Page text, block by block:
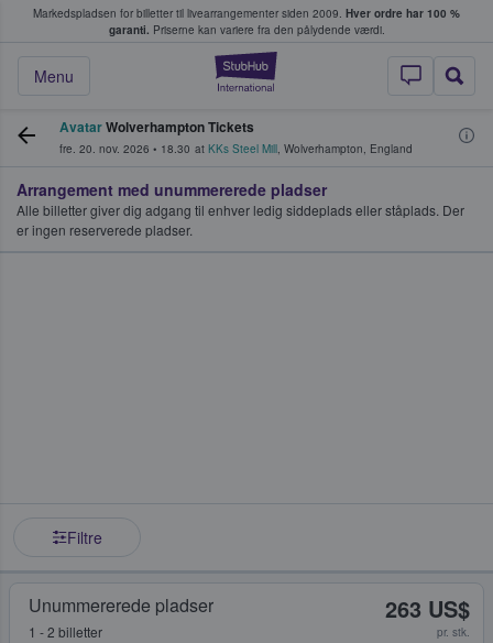
Markedspladsen for billetter til livearrangementer siden 2009. Hver ordre har 100 %
garanti. Priserne kan variere fra den pålydende værdi.
StubHub - Hvor
Menu
køber og sælger billetter
AvatarWolverhampton Tickets
fre. 20. nov. 2026 • 18.30 at KKs Steel Mill, Wolverhampton, England
Arrangement med unummererede pladser
Alle billetter giver dig adgang til enhver ledig siddeplads eller ståplads. Der
er ingen reserverede pladser.
Filtre
Unummererede pladser
1 - 2 billetter
263 US$
pr. stk.